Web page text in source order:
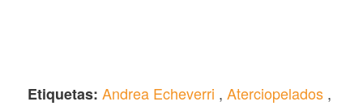
Etiquetas: Andrea Echeverri , Aterciopelados,